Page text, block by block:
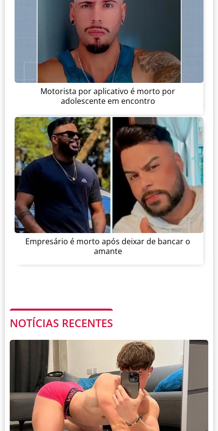
Motorista por aplicativo é morto por
adolescente em encontro
Empresário é morto após deixar de bancar o
amante
NOTÍCIAS RECENTES